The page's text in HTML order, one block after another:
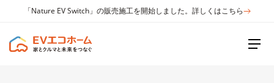
「Nature EV Switch」の販売施工を開始しました。詳しくはこちら